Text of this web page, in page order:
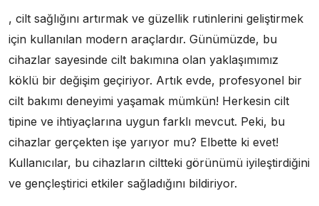
, cilt sağlığını artırmak ve güzellik rutinlerini geliştirmek
için kullanılan modern araçlardır. Günümüzde, bu
cihazlar sayesinde cilt bakımına olan yaklaşımımız
köklü bir değişim geçiriyor. Artık evde, profesyonel bir
cilt bakımı deneyimi yaşamak mümkün! Herkesin cilt
tipine ve ihtiyaçlarına uygun farklı mevcut. Peki, bu
cihazlar gerçekten işe yarıyor mu? Elbette ki evet!
Kullanıcılar, bu cihazların ciltteki görünümü iyileştirdiğini
ve gençleştirici etkiler sağladığını bildiriyor.